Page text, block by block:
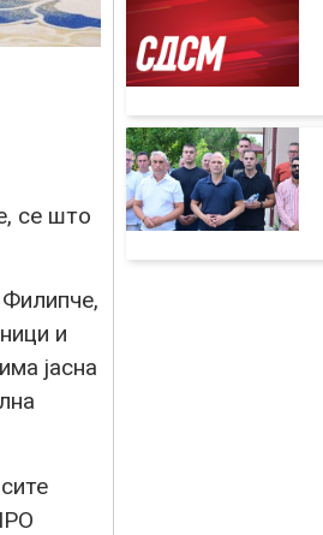
се што
и
јасна